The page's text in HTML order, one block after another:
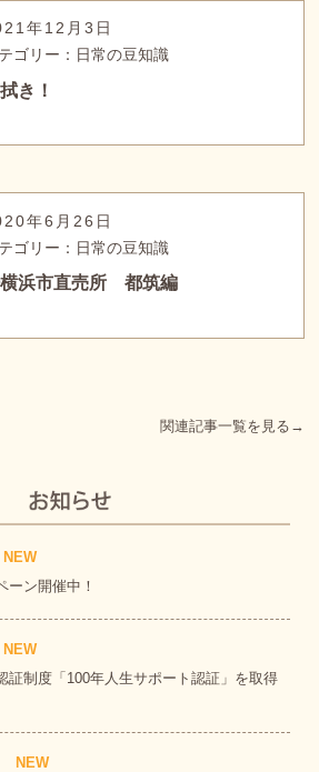
年12月3日
ゴリー：日常の豆知識
き！
年6月26日
ゴリー：日常の豆知識
浜市直売所 都筑編
関連記事一覧を見る→
NEW
ーン開催中！
NEW
証制度「100年人生サポート認証」を取得
NEW